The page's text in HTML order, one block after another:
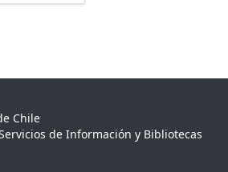
Chile
de Información y Bibliotecas